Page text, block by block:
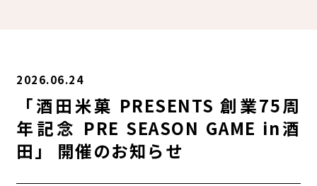
2026.06.24
「酒田米菓 PRESENTS 創業75周
年記念 PRE SEASON GAME in酒
田」 開催のお知らせ